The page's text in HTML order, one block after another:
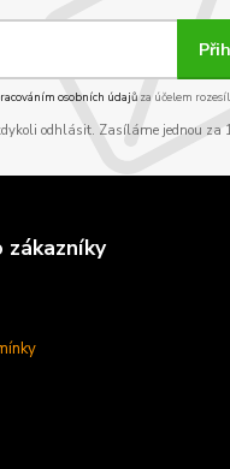
osobních údajůza účelem
odhlásit. Zasíláme jednou za